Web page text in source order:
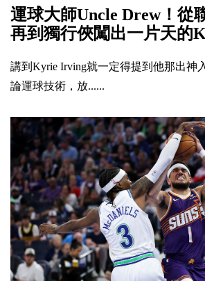
運球大師Uncle Drew！從
再到獨行俠闖出一片天的
講到Kyrie Irving就一定得提到他那出神
論運球技術，放......